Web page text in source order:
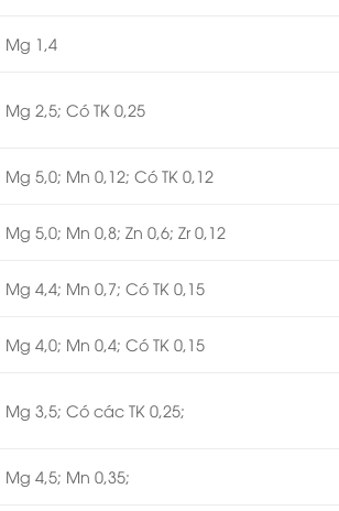
Mg 1,4
Mg 2,5; Có TK 0,25
Mg 5,0; Mn 0,12; Có TK 0,12
Mg 5,0; Mn 0,8; Zn 0,6; Zr 0,12
Mg 4,4; Mn 0,7; Có TK 0,15
Mg 4,0; Mn 0,4; Có TK 0,15
Mg 3,5; Có các TK 0,25;
Mg 4,5; Mn 0,35;